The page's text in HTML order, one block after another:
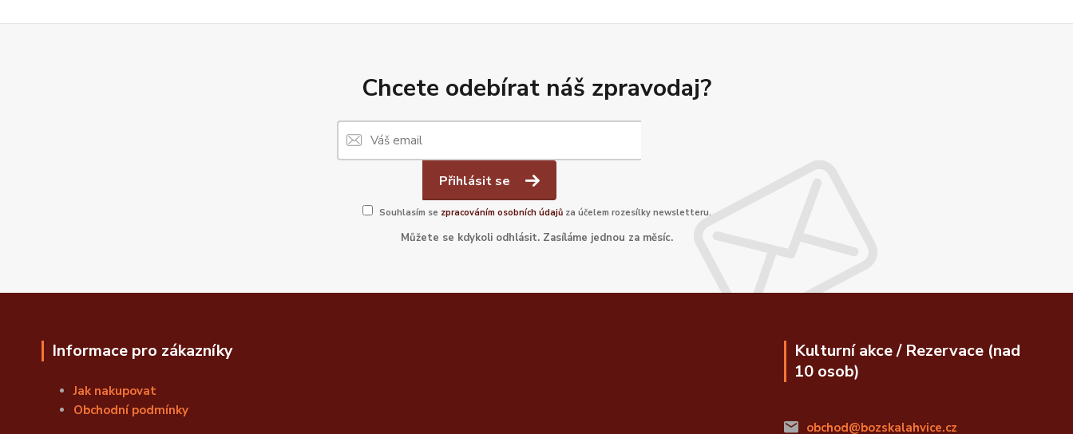
Chcete odebírat náš zpravodaj?
Přihlásit se
Souhlasím se zpracováním osobních údajůza účelem rozesílky newsletteru.
Můžete se kdykoli odhlásit. Zasíláme jednou za měsíc.
Informace pro zákazníky
Jak nakupovat
Obchodní podmínky
Kulturní akce / Rezervace (nad
10 osob)
obchod@bozskalahvice.cz